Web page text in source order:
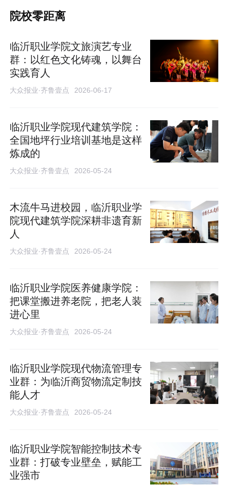
院校零距离
临沂职业学院文旅演艺专业
群：以红色文化铸魂，以舞台
实践育人
大众报业·齐鲁壹点 2026-06-17
临沂职业学院现代建筑学院：
全国地坪行业培训基地是这样
炼成的
大众报业·齐鲁壹点 2026-05-24
木流牛马进校园，临沂职业学
院现代建筑学院深耕非遗育新
人
大众报业·齐鲁壹点 2026-05-24
临沂职业学院医养健康学院：
把课堂搬进养老院，把老人装
进心里
大众报业·齐鲁壹点 2026-05-24
临沂职业学院现代物流管理专
业群：为临沂商贸物流定制技
能人才
大众报业·齐鲁壹点 2026-05-24
临沂职业学院智能控制技术专
业群：打破专业壁垒，赋能工
业强市